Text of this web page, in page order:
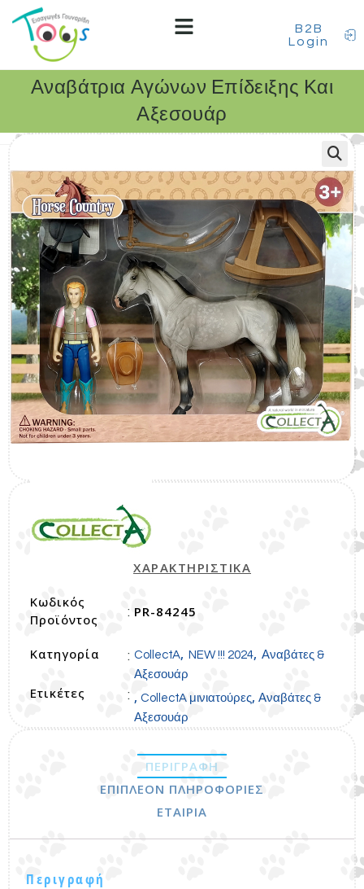
B2B
Login
Αναβάτρια Αγώνων Επίδειξης Και
Αξεσουάρ
ΧΑΡΑΚΤΗΡΙΣΤΙΚΑ
Κωδικός
Προϊόντος
: PR-84245
Κατηγορία : CollectA, NEW !!! 2024, Αναβάτες &
Αξεσουάρ
Ετικέτες : , CollectA μινιατούρες, Αναβάτες &
Αξεσουάρ
ΠΕΡΙΓΡΑΦΉ
ΕΠΙΠΛΈΟΝ ΠΛΗΡΟΦΟΡΊΕΣ
ΕΤΑΙΡΊΑ
Περιγραφή